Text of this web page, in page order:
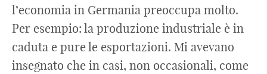
l’economia in Germania preoccupa molto.
Per esempio: la produzione industriale è in
caduta e pure le esportazioni. Mi avevano
insegnato che in casi, non occasionali, come